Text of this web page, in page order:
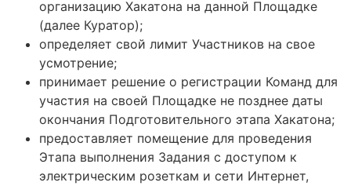
организацию Хакатона на данной Площадке
(далее Куратор);
определяет свой лимит Участников на свое
усмотрение;
принимает решение о регистрации Команд для
участия на своей Площадке не позднее даты
окончания Подготовительного этапа Хакатона;
предоставляет помещение для проведения
Этапа выполнения Задания с доступом к
электрическим розеткам и сети Интернет,